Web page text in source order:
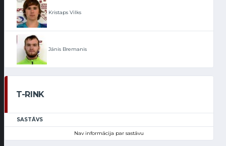
Kristaps Vilks
Jānis Bremanis
T-RINK
SASTĀVS
Nav informācija par sastāvu